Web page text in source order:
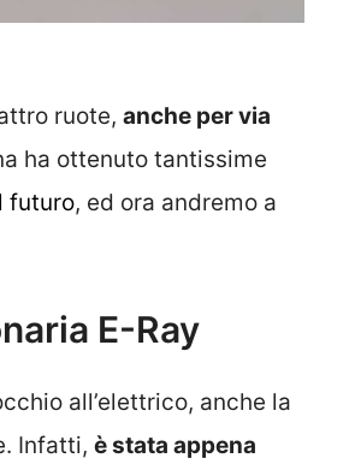
ruote, anche per via
ha ottenuto tantissime
futuro, ed ora andremo a
E-Ray
all’elettrico, anche la
Infatti, è stata appena